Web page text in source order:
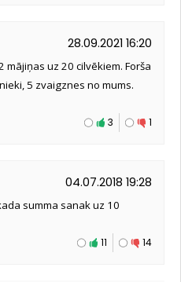
28.09.2021 16:20
uz 20 cilvēkiem. Forša
5 zvaigznes no mums.
1
3
04.07.2018 19:28
summa sanak uz 10
14
11